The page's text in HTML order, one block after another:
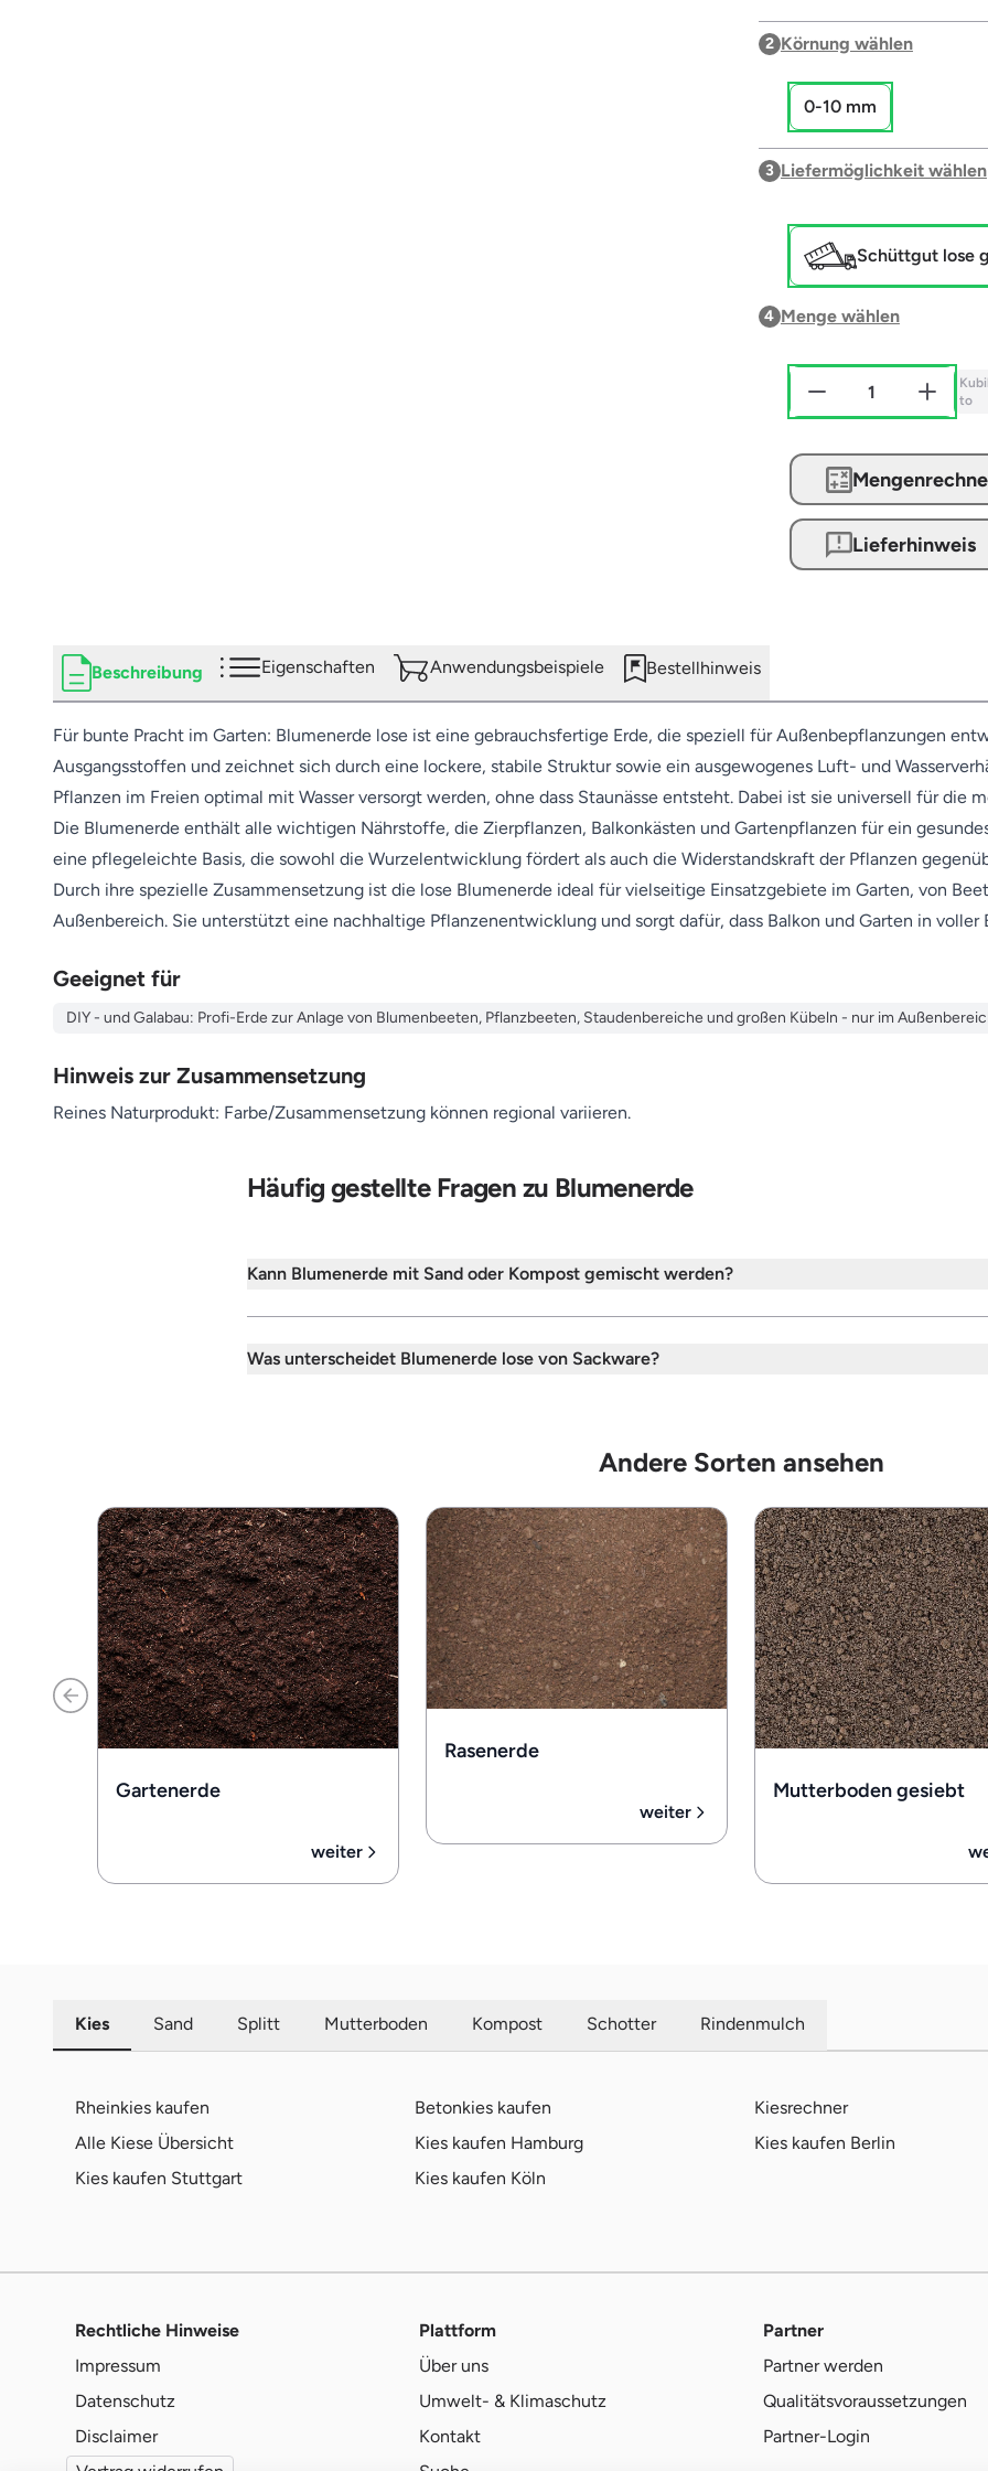
2 Körnung wählen
0-10 mm
3 Liefermöglichkeit wählen
Schüttgut lose
4 Menge wählen
to
Lieferhinweis
Beschreibung Eigenschaften Anwendungsbeispiele Bestellhinweis
Für bunte Pracht im Garten: Blumenerde lose ist eine gebrauchsfertige Erde, die speziell für Außenbepflanzungen
Ausgangsstoffen und zeichnet sich durch eine lockere, stabile Struktur sowie ein ausgewogenes Luft- und
Pflanzen im Freien optimal mit Wasser versorgt werden, ohne dass Staunässe entsteht. Dabei ist sie universell für die
Die Blumenerde enthält alle wichtigen Nährstoffe, die Zierpflanzen, Balkonkästen und Gartenpflanzen für ein
eine pflegeleichte Basis, die sowohl die Wurzelentwicklung fördert als auch die Widerstandskraft der Pflanzen
Durch ihre spezielle Zusammensetzung ist die lose Blumenerde ideal für vielseitige Einsatzgebiete im Garten, von
Außenbereich. Sie unterstützt eine nachhaltige Pflanzenentwicklung und sorgt dafür, dass Balkon und Garten in
Geeignet für
DIY - und Galabau: Profi-Erde zur Anlage von Blumenbeeten, Pflanzbeeten, Staudenbereiche und großen Kübeln - nur im
Hinweis zur Zusammensetzung
Reines Naturprodukt: Farbe/Zusammensetzung können regional variieren.
Häufig gestellte Fragen zu Blumenerde
Kann Blumenerde mit Sand oder Kompost gemischt werden?
Was unterscheidet Blumenerde lose von Sackware?
Andere Sorten ansehen
Gartenerde
weiter
Rasenerde
weiter
Mutterboden gesiebt
Kies Sand Splitt Mutterboden Kompost Schotter Rindenmulch
Rheinkies kaufen Betonkies kaufen
Kiesrechner
Alle Kiese Übersicht
Kies kaufen Hamburg
Kies kaufen Berlin
Kies kaufen Stuttgart
Kies kaufen Köln
Rechtliche Hinweise
Impressum
Datenschutz
Disclaimer
Plattform
Über uns
Umwelt- & Klimaschutz
Kontakt
Partner
Partner werden
Qualitätsvoraussetzungen
Partner-Login